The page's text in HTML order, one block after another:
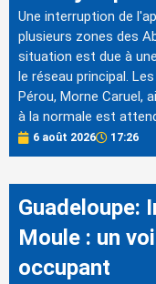
Une interruption de
plusieurs zones des
situation est due à
le réseau principal.
Pérou, Morne Caruel,
à la normale est
6 août 2026 17:26
Guadeloupe:
Moule : un
occupant